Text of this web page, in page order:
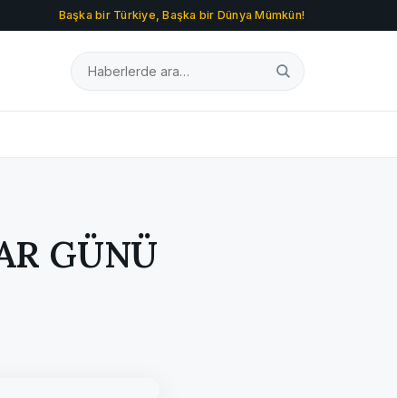
Başka bir Türkiye, Başka bir Dünya Mümkün!
GÜNÜ